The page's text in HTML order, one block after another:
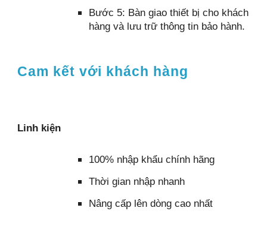
Bước 5: Bàn giao thiết bị cho khách
hàng và lưu trữ thông tin bảo hành.
Cam kết với khách hàng
Linh kiện
100% nhập khẩu chính hãng
Thời gian nhập nhanh
Nâng cấp lên dòng cao nhất